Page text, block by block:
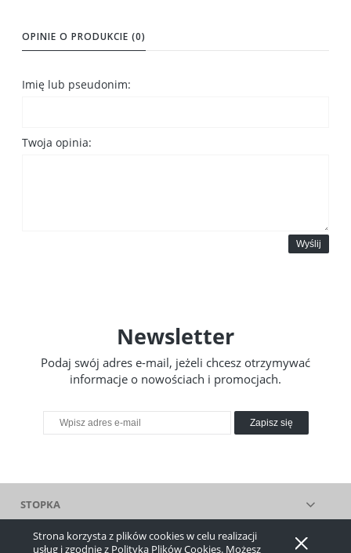
Strona korzysta z plików cookies w celu realizacji
usług i zgodnie z Polityką Plików Cookies. Możesz
OPINIE O PRODUKCIE (0)
Imię lub pseudonim:
Twoja opinia:
Wyślij
Newsletter
Podaj swój adres e-mail, jeżeli chcesz otrzymywać
informacje o nowościach i promocjach.
Zapisz się
STOPKA
Pokaż pełną wersję strony